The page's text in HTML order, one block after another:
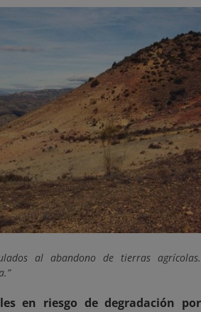
al abandono de tierras agrícolas.
en riesgo de degradación por